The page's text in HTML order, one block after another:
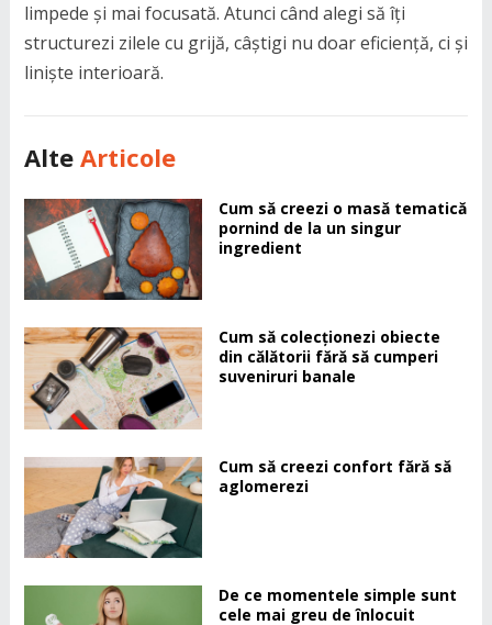
limpede și mai focusată. Atunci când alegi să îți
structurezi zilele cu grijă, câștigi nu doar eficiență, ci și
liniște interioară.
Alte Articole
Cum să creezi o masă tematică
pornind de la un singur
ingredient
Cum să colecționezi obiecte
din călătorii fără să cumperi
suveniruri banale
Cum să creezi confort fără să
aglomerezi
De ce momentele simple sunt
cele mai greu de înlocuit